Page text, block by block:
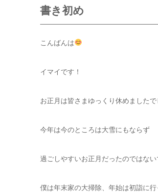
書き初め
こんばんは
イマイです！
お正月は皆さまゆっくり休めましたで
今年は今のところは大雪にもならず
過ごしやすいお正月だったのではない
僕は年末家の大掃除、年始は初詣に